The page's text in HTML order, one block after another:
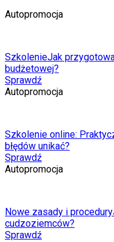
Autopromocja
SzkolenieJak
budżetowej?
Sprawdź
Autopromocja
Szkolenie online:
błędów unikać?
Sprawdź
Autopromocja
Nowe zasady i procedury
cudzoziemców?
Sprawdź